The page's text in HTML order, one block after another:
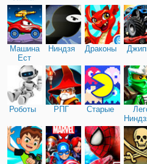
Машина
Ест
Машину
Ниндзя Драконы
Роботы РПГ Старые